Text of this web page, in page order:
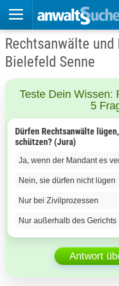
Rechtsanwälte
Bielefeld Senne
Teste Dein Wissen:
5
Dürfen Rechtsanwälte
schützen? (Jura)
Ja, wenn der Mandant es
Nein, sie dürfen nicht lügen
Nur bei Zivilprozessen
Nur außerhalb des Gerichts
Antwort